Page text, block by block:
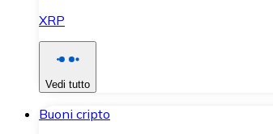
XRP
Vedi tutto
Buoni cripto